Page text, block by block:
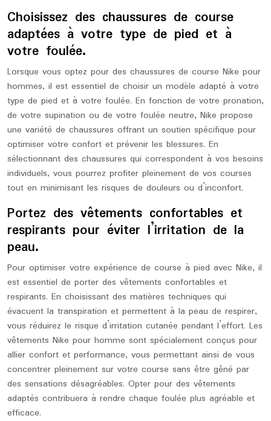
Choisissez des chaussures de course
adaptées à votre type de pied et à
votre foulée.
Lorsque vous optez pour des chaussures de course Nike pour
hommes, il est essentiel de choisir un modèle adapté à votre
type de pied et à votre foulée. En fonction de votre pronation,
de votre supination ou de votre foulée neutre, Nike propose
une variété de chaussures offrant un soutien spécifique pour
optimiser votre confort et prévenir les blessures. En
sélectionnant des chaussures qui correspondent à vos besoins
individuels, vous pourrez profiter pleinement de vos courses
tout en minimisant les risques de douleurs ou d’inconfort.
Portez des vêtements confortables et
respirants pour éviter l’irritation de la
peau.
Pour optimiser votre expérience de course à pied avec Nike, il
est essentiel de porter des vêtements confortables et
respirants. En choisissant des matières techniques qui
évacuent la transpiration et permettent à la peau de respirer,
vous réduirez le risque d’irritation cutanée pendant l’effort. Les
vêtements Nike pour homme sont spécialement conçus pour
allier confort et performance, vous permettant ainsi de vous
concentrer pleinement sur votre course sans être gêné par
des sensations désagréables. Opter pour des vêtements
adaptés contribuera à rendre chaque foulée plus agréable et
efficace.